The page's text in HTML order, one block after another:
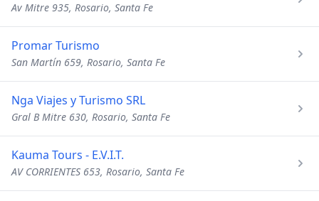
Av Mitre 935, Rosario, Santa Fe
Promar Turismo
San Martín 659, Rosario, Santa Fe
Nga Viajes y Turismo SRL
Gral B Mitre 630, Rosario, Santa Fe
Kauma Tours - E.V.I.T.
AV CORRIENTES 653, Rosario, Santa Fe